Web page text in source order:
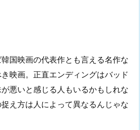
国映画の代表作とも言える名作な
映画。正直エンディングはバッド
悪いと感じる人もいるかもしれな
え方は人によって異なるんじゃな